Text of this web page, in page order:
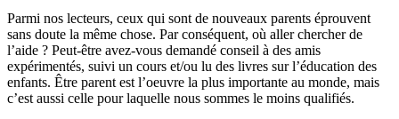
Parmi nos lecteurs, ceux qui sont de nouveaux parents éprouvent
sans doute la même chose. Par conséquent, où aller chercher de
l’aide ? Peut-être avez-vous demandé conseil à des amis
expérimentés, suivi un cours et/ou lu des livres sur l’éducation des
enfants. Être parent est l’oeuvre la plus importante au monde, mais
c’est aussi celle pour laquelle nous sommes le moins qualifiés.